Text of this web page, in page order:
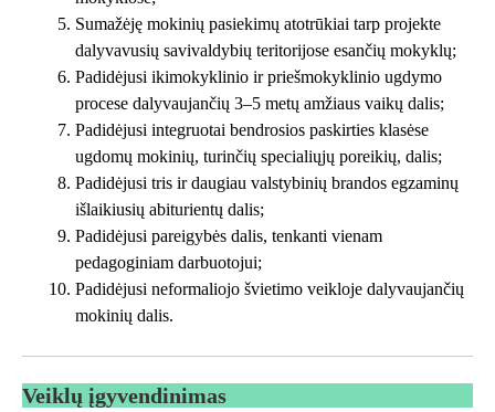
Sumažėję mokinių pasiekimų atotrūkiai tarp projekte
dalyvavusių savivaldybių teritorijose esančių mokyklų;
Padidėjusi ikimokyklinio ir priešmokyklinio ugdymo
procese dalyvaujančių 3–5 metų amžiaus vaikų dalis;
Padidėjusi integruotai bendrosios paskirties klasėse
ugdomų mokinių, turinčių specialiųjų poreikių, dalis;
Padidėjusi tris ir daugiau valstybinių brandos egzaminų
išlaikiusių abiturientų dalis;
Padidėjusi pareigybės dalis, tenkanti vienam
pedagoginiam darbuotojui;
Padidėjusi neformaliojo švietimo veikloje dalyvaujančių
mokinių dalis.
Veiklų įgyvendinimas